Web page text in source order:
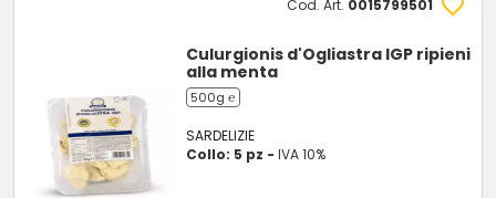
Cod. Art. 0015799501
Culurgionis d'Ogliastra IGP ripieni
alla menta
500g ℮
SARDELIZIE
Collo: 5 pz -IVA 10%